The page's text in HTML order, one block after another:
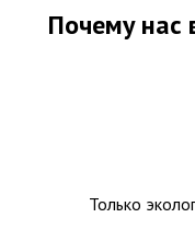
Почему нас
Только